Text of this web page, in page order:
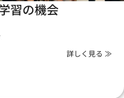
習の機会
詳しく見る ≫